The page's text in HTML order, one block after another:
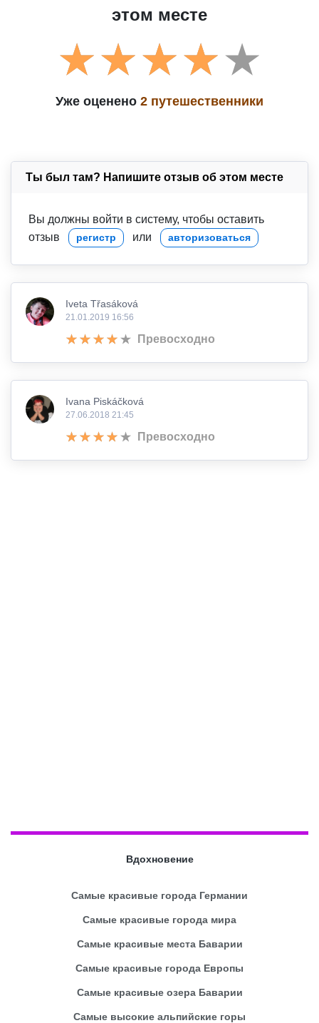
этом месте
Уже оценено 2 путешественники
Ты был там? Напишите отзыв об этом месте
Вы должны войти в систему, чтобы оставить
отзыв
регистр или авторизоваться
Iveta Třasáková
21.01.2019 16:56
Превосходно
Ivana Piskáčková
27.06.2018 21:45
Превосходно
Вдохновение
Самые красивые города Германии
Самые красивые города мира
Самые красивые места Баварии
Самые красивые города Европы
Самые красивые озера Баварии
Самые высокие альпийские горы